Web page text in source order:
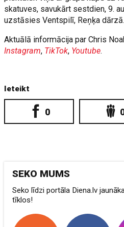
skatuves, savukārt sestdien, 9.
uzstāsies Ventspilī, Reņķa dārzā.
Aktuālā informācija par Chris
Instagram, TikTok, Youtube.
Ieteikt
0
SEKO MUMS
Seko līdzi portāla Diena.lv
tīklos!